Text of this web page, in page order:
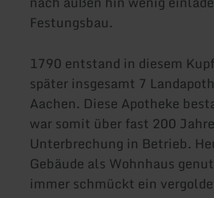
Festungsbau.
1790 entstand in diesem
später insgesamt 7
Aachen. Diese Apotheke
war somit über fast 200
Unterbrechung in Betrieb.
Gebäude als Wohnhaus
immer schmückt ein